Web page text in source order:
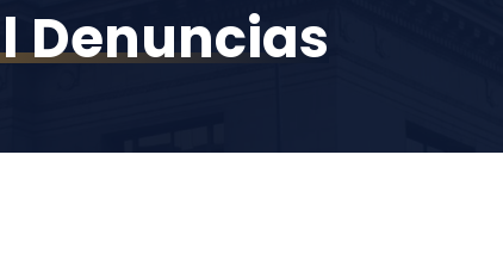
Denuncias